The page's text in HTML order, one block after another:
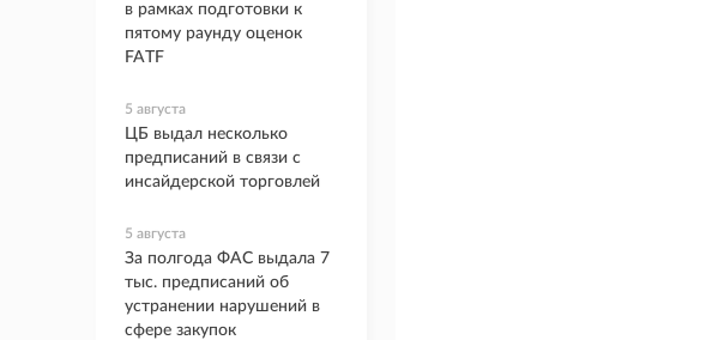
в рамках подготовки к
пятому раунду оценок
FATF
5 августа
ЦБ выдал несколько
предписаний в связи с
инсайдерской торговлей
5 августа
За полгода ФАС выдала 7
тыс. предписаний об
устранении нарушений в
сфере закупок